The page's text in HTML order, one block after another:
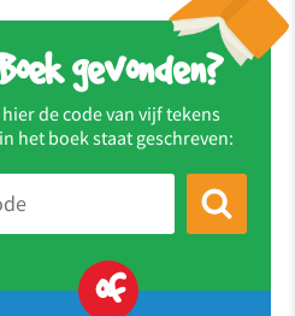
gevonden?
de code van vijf tekens
het boek staat geschreven:
of